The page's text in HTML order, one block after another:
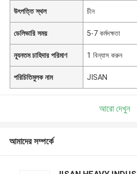
উৎপত্তি স্থল চীন
ডেলিভারি সময় 5-7 কর্মদক্ষতা
ন্যূনতম চাহিদার পরিমাণ 1 বিন্যাস করুন
পরিচিতিমুলক নাম JISAN
আরো দেখুন
আমাদের সম্পর্কে